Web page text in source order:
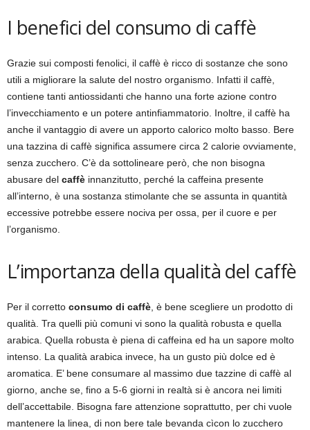
I benefici del consumo di caffè
Grazie sui composti fenolici, il caffè è ricco di sostanze che sono
utili a migliorare la salute del nostro organismo. Infatti il caffè,
contiene tanti antiossidanti che hanno una forte azione contro
l’invecchiamento e un potere antinfiammatorio. Inoltre, il caffè ha
anche il vantaggio di avere un apporto calorico molto basso. Bere
una tazzina di caffè significa assumere circa 2 calorie ovviamente,
senza zucchero. C’è da sottolineare però, che non bisogna
abusare del caffè innanzitutto, perché la caffeina presente
all’interno, è una sostanza stimolante che se assunta in quantità
eccessive potrebbe essere nociva per ossa, per il cuore e per
l’organismo.
L’importanza della qualità del caffè
Per il corretto consumo di caffè , è bene scegliere un prodotto di
qualità. Tra quelli più comuni vi sono la qualità robusta e quella
arabica. Quella robusta è piena di caffeina ed ha un sapore molto
intenso. La qualità arabica invece, ha un gusto più dolce ed è
aromatica. E’ bene consumare al massimo due tazzine di caffè al
giorno, anche se, fino a 5-6 giorni in realtà si è ancora nei limiti
dell’accettabile. Bisogna fare attenzione soprattutto, per chi vuole
mantenere la linea, di non bere tale bevanda cìcon lo zucchero